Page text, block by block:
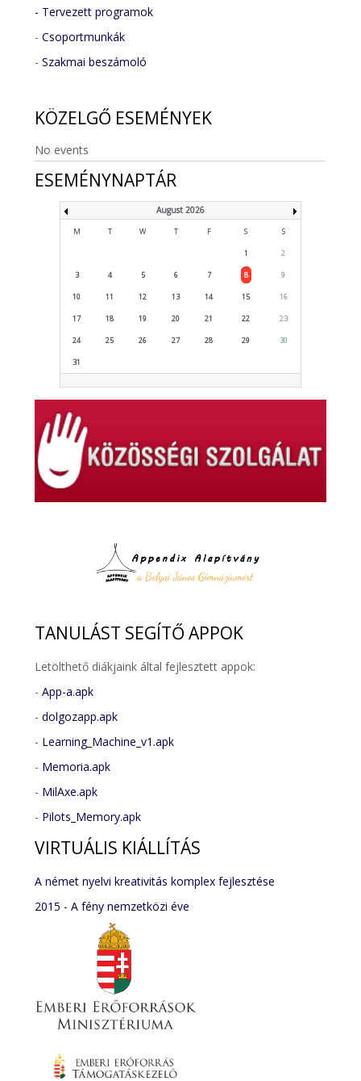
- Tervezett programok
-Csoportmunkák
-Szakmai beszámoló
KÖZELGŐ ESEMÉNYEK
No events
ESEMÉNYNAPTÁR
August 2026
M T W T F S S
1 2
3 4 5 6 7 8 9
10 11 12 13 14 15 16
17 18 19 20 21 22 23
24 25 26 27 28 29 30
31
TANULÁST SEGÍTŐ APPOK
Letölthető diákjaink által fejlesztett appok:
-App-a.apk
-dolgozapp.apk
- Learning_Machine_v1.apk
- Memoria.apk
- MilAxe.apk
- Pilots_Memory.apk
VIRTUÁLIS KIÁLLÍTÁS
A német nyelvi kreativitás komplex fejlesztése
2015 - A fény nemzetközi éve